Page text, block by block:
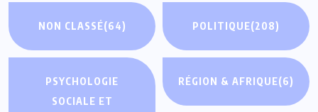
NON CLASSÉ(64) POLITIQUE(208)
PSYCHOLOGIE
SOCIALE ET
RÉGION & AFRIQUE(6)